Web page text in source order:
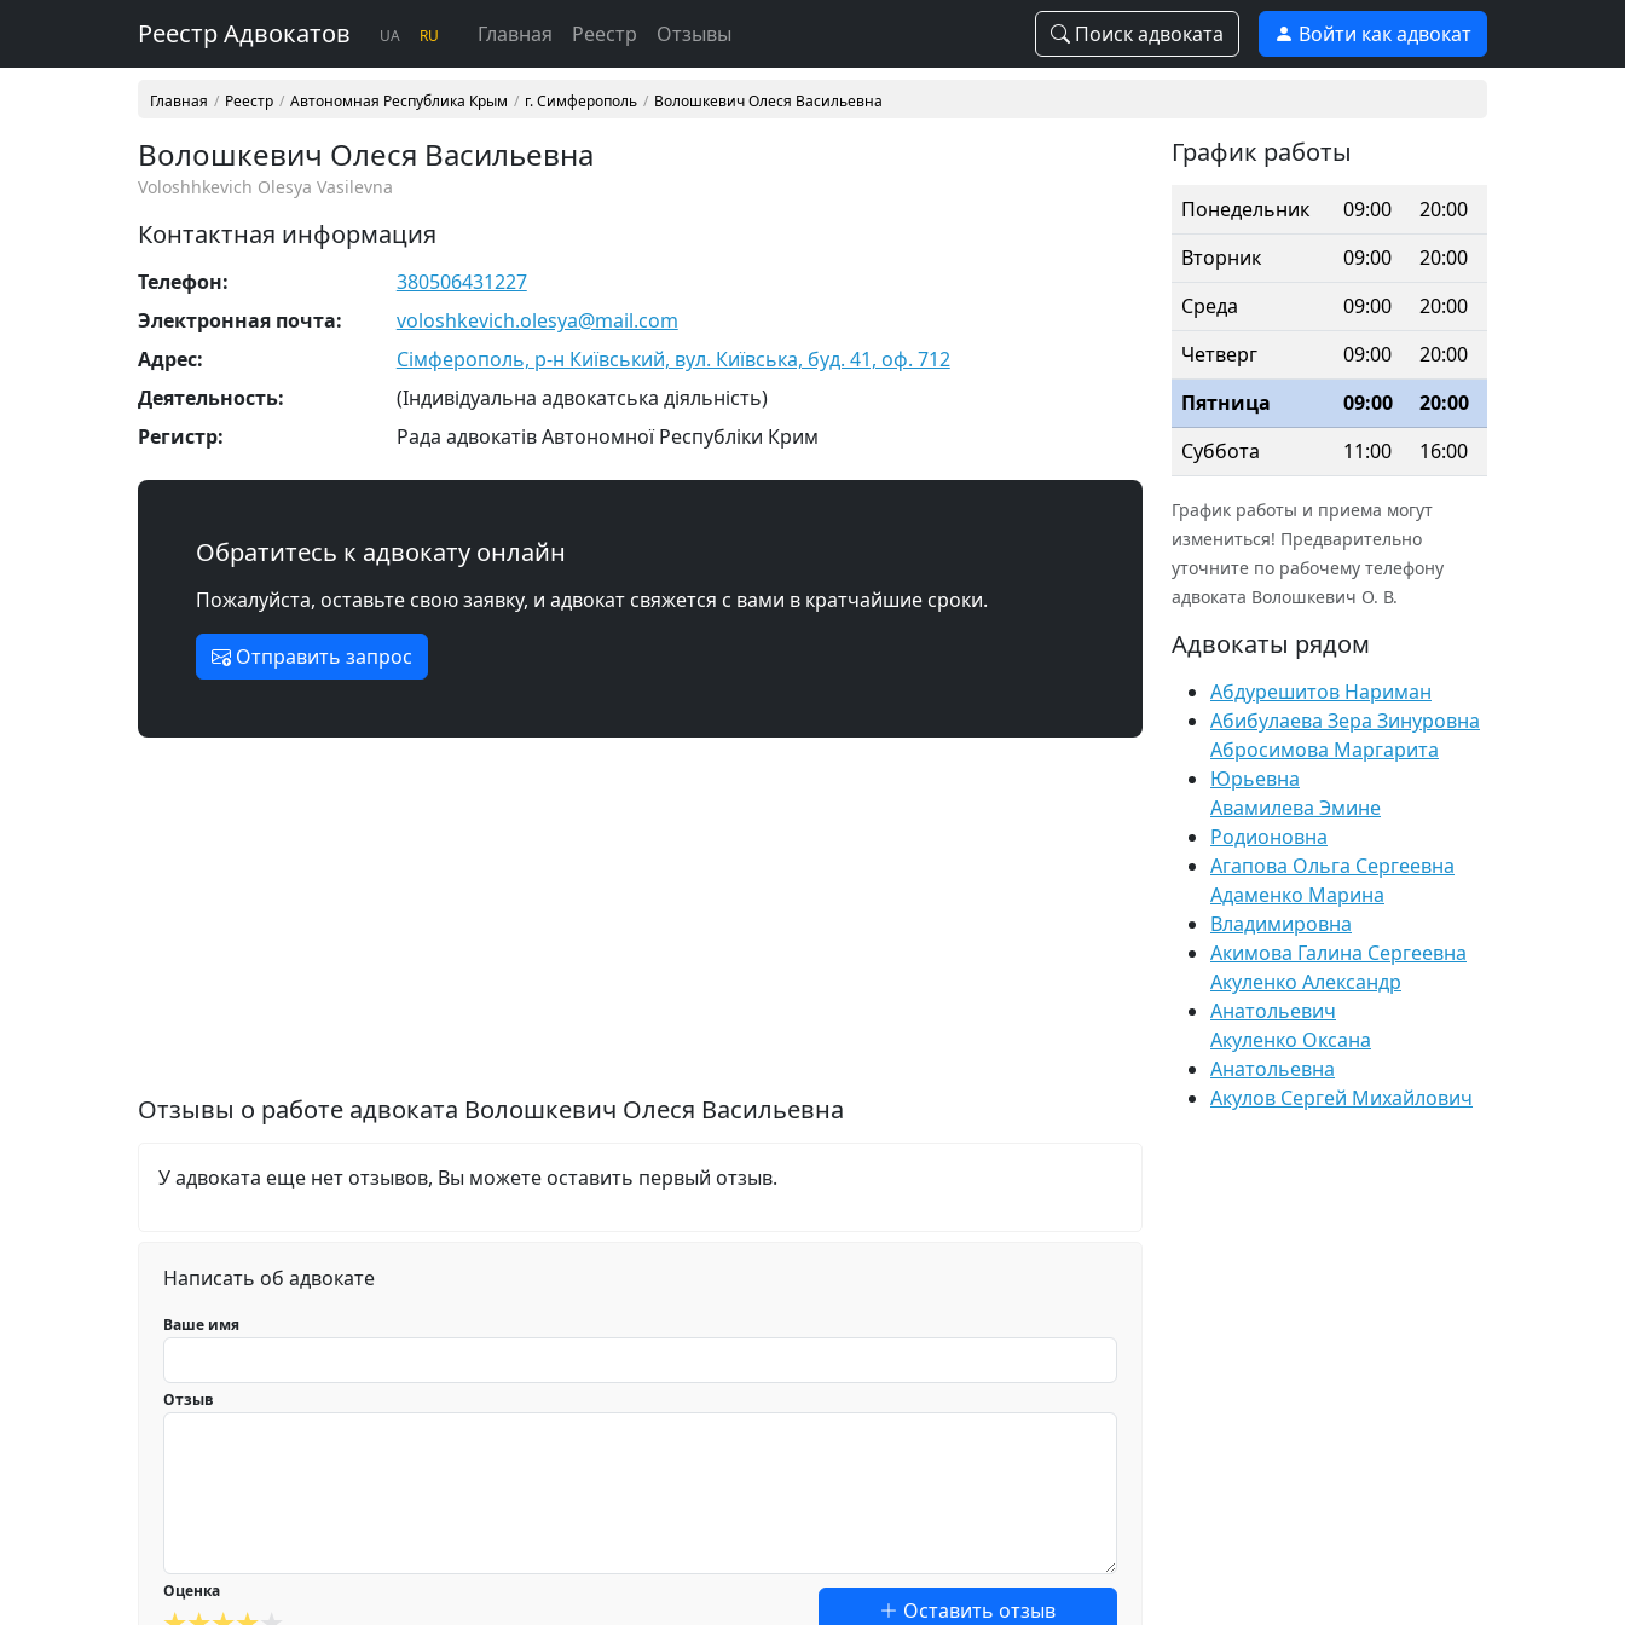
Реестр Адвокатов UA RU Главная Реестр Отзывы Поиск адвоката Войти как адвокат
Главная Реестр Автономная Республика Крым г. Симферополь Волошкевич Олеся Васильевна
Волошкевич Олеся Васильевна
Voloshhkevich Olesya Vasilevna
Контактная информация
Телефон:
380506431227
Электронная почта:
voloshkevich.olesya@mail.com
Адрес:
Сімферополь, р-н Київський, вул. Київська, буд. 41, оф. 712
Деятельность:
(Індивідуальна адвокатська діяльність)
Регистр:
Рада адвокатів Автономної Республіки Крим
Обратитесь к адвокату онлайн
Пожалуйста, оставьте свою заявку, и адвокат свяжется с вами в кратчайшие сроки.
Отправить запрос
Отзывы о работе адвоката Волошкевич Олеся Васильевна
У адвоката еще нет отзывов, Вы можете оставить первый отзыв.
Написать об адвокате
Ваше имя
Отзыв
Оценка
Оставить отзыв
График работы
Понедельник 09:00
20:00
Вторник
09:00
20:00
Среда
09:00
20:00
Четверг
09:00
20:00
Пятница
09:00
20:00
Суббота
11:00 16:00
График работы и приема могут
измениться! Предварительно
уточните по рабочему телефону
адвоката Волошкевич О. В.
Адвокаты рядом
Абдурешитов Нариман
Абибулаева Зера Зинуровна
Абросимова Маргарита
Юрьевна
Авамилева Эмине
Родионовна
Агапова Ольга Сергеевна
Адаменко Марина
Владимировна
Акимова Галина Сергеевна
Акуленко Александр
Анатольевич
Акуленко Оксана
Анатольевна
Акулов Сергей Михайлович